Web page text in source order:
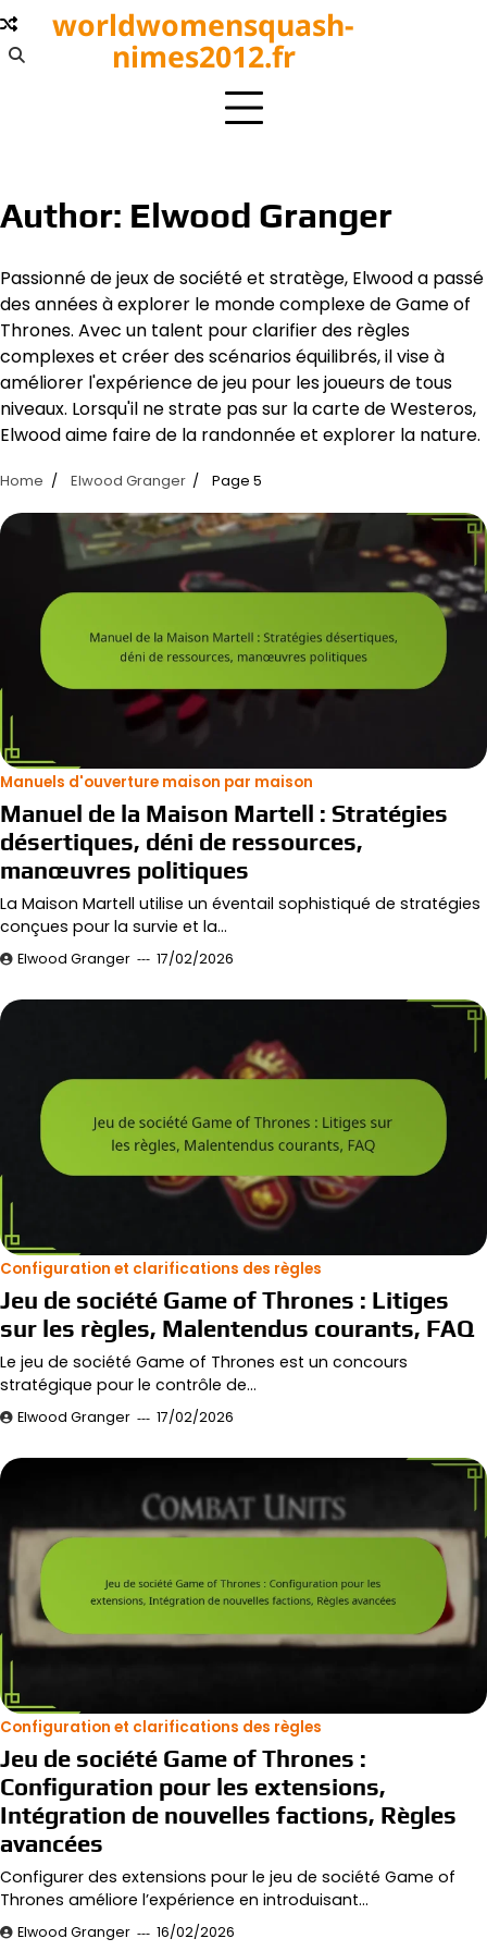
Skip
to
content
worldwomensquash-
nimes2012.fr
Author: Elwood Granger
Passionné de jeux de société et stratège, Elwood a passé
des années à explorer le monde complexe de Game of
Thrones. Avec un talent pour clarifier des règles
complexes et créer des scénarios équilibrés, il vise à
améliorer l'expérience de jeu pour les joueurs de tous
niveaux. Lorsqu'il ne strate pas sur la carte de Westeros,
Elwood aime faire de la randonnée et explorer la nature.
Home Elwood Granger Page 5
Manuels d'ouverture maison par maison
Manuel de la Maison Martell : Stratégies
désertiques, déni de ressources,
manœuvres politiques
La Maison Martell utilise un éventail sophistiqué de stratégies
conçues pour la survie et la…
Elwood Granger 17/02/2026
Configuration et clarifications des règles
Jeu de société Game of Thrones : Litiges
sur les règles, Malentendus courants, FAQ
Le jeu de société Game of Thrones est un concours
stratégique pour le contrôle de…
Elwood Granger 17/02/2026
Configuration et clarifications des règles
Jeu de société Game of Thrones :
Configuration pour les extensions,
Intégration de nouvelles factions, Règles
avancées
Configurer des extensions pour le jeu de société Game of
Thrones améliore l’expérience en introduisant…
Elwood Granger 16/02/2026